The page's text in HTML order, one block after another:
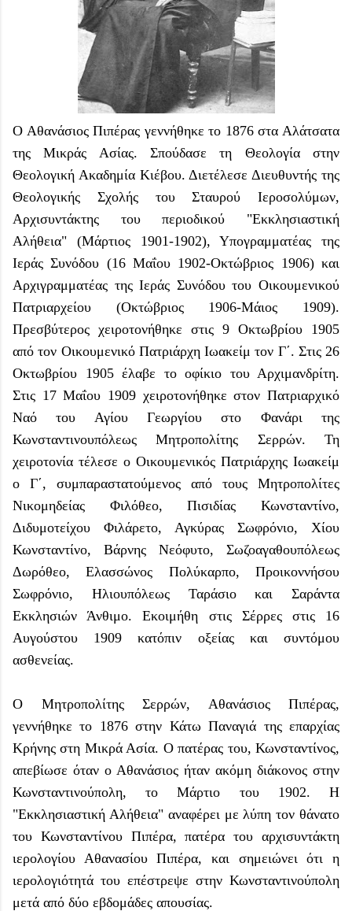
Ο Αθανάσιος Πιπέρας γεννήθηκε το 1876 στα Αλάτσατα
της Μικράς Ασίας. Σπούδασε τη Θεολογία στην
Θεολογική Ακαδημία Κιέβου. Διετέλεσε Διευθυντής της
Θεολογικής Σχολής του Σταυρού Ιεροσολύμων,
Αρχισυντάκτης του περιοδικού "Εκκλησιαστική
Αλήθεια" (Μάρτιος 1901-1902), Υπογραμματέας της
Ιεράς Συνόδου (16 Μαΐου 1902-Οκτώβριος 1906) και
Αρχιγραμματέας της Ιεράς Συνόδου του Οικουμενικού
Πατριαρχείου (Οκτώβριος 1906-Μάιος 1909).
Πρεσβύτερος χειροτονήθηκε στις 9 Οκτωβρίου 1905
από τον Οικουμενικό Πατριάρχη Ιωακείμ τον Γ΄. Στις 26
Οκτωβρίου 1905 έλαβε το οφίκιο του Αρχιμανδρίτη.
Στις 17 Μαΐου 1909 χειροτονήθηκε στον Πατριαρχικό
Ναό του Αγίου Γεωργίου στο Φανάρι της
Κωνσταντινουπόλεως Μητροπολίτης Σερρών. Τη
χειροτονία τέλεσε ο Οικουμενικός Πατριάρχης Ιωακείμ
ο Γ΄, συμπαραστατούμενος από τους Μητροπολίτες
Νικομηδείας Φιλόθεο, Πισιδίας Κωνσταντίνο,
Διδυμοτείχου Φιλάρετο, Αγκύρας Σωφρόνιο, Χίου
Κωνσταντίνο, Βάρνης Νεόφυτο, Σωζοαγαθουπόλεως
Δωρόθεο, Ελασσώνος Πολύκαρπο, Προικοννήσου
Σωφρόνιο, Ηλιουπόλεως Ταράσιο και Σαράντα
Εκκλησιών Άνθιμο. Εκοιμήθη στις Σέρρες στις 16
Αυγούστου 1909 κατόπιν οξείας και συντόμου
ασθενείας.
Ο Μητροπολίτης Σερρών, Αθανάσιος Πιπέρας,
γεννήθηκε το 1876 στην Κάτω Παναγιά της επαρχίας
Κρήνης στη Μικρά Ασία. Ο πατέρας του, Κωνσταντίνος,
απεβίωσε όταν ο Αθανάσιος ήταν ακόμη διάκονος στην
Κωνσταντινούπολη, το Μάρτιο του 1902. Η
"Εκκλησιαστική Αλήθεια" αναφέρει με λύπη τον θάνατο
του Κωνσταντίνου Πιπέρα, πατέρα του αρχισυντάκτη
ιερολογίου Αθανασίου Πιπέρα, και σημειώνει ότι η
ιερολογιότητά του επέστρεψε στην Κωνσταντινούπολη
μετά από δύο εβδομάδες απουσίας.